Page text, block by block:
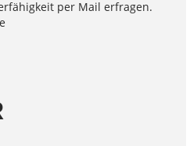
per Mail erfragen.